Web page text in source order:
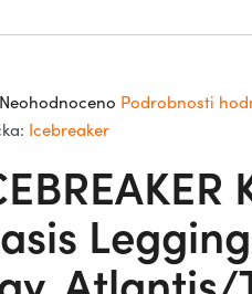
Neohodnoceno Podrobnosti
Icebreaker